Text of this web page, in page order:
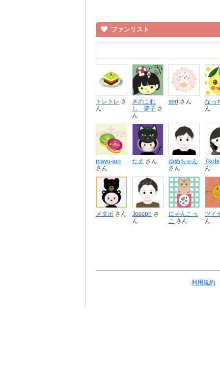
ファンリスト
トレトレ さ
ん
きのこむ
し 夢子 さ
ん
seri さん
なっ
ん
mayu-jon
さん
たえ さん
ゆめちゃん
さん
ん
メタボ さん Joseph さ
ん
にゃんこっ
こ さん
ツイ
ん
利用規約